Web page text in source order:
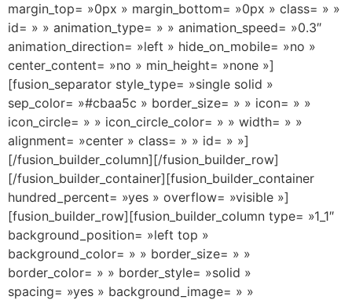
margin_top= »0px » margin_bottom= »0px » class= » »
id= » » animation_type= » » animation_speed= »0.3″
animation_direction= »left » hide_on_mobile= »no »
center_content= »no » min_height= »none »]
[fusion_separator style_type= »single solid »
sep_color= »#cbaa5c » border_size= » » icon= » »
icon_circle= » » icon_circle_color= » » width= » »
alignment= »center » class= » » id= » »]
[/fusion_builder_column][/fusion_builder_row]
[/fusion_builder_container][fusion_builder_container
hundred_percent= »yes » overflow= »visible »]
[fusion_builder_row][fusion_builder_column type= »1_1″
background_position= »left top »
background_color= » » border_size= » »
border_color= » » border_style= »solid »
spacing= »yes » background_image= » »